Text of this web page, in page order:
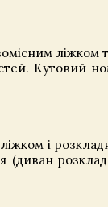
ліжком
Кутовий
і
(диван